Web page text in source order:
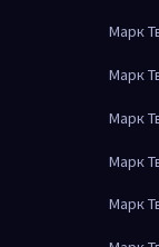
Марк
Марк
Марк
Марк
Марк